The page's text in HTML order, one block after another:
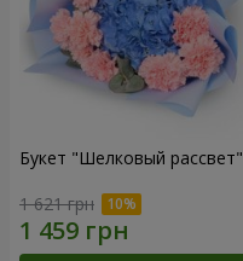
Букет "Шелковый рассвет"
1 621 грн